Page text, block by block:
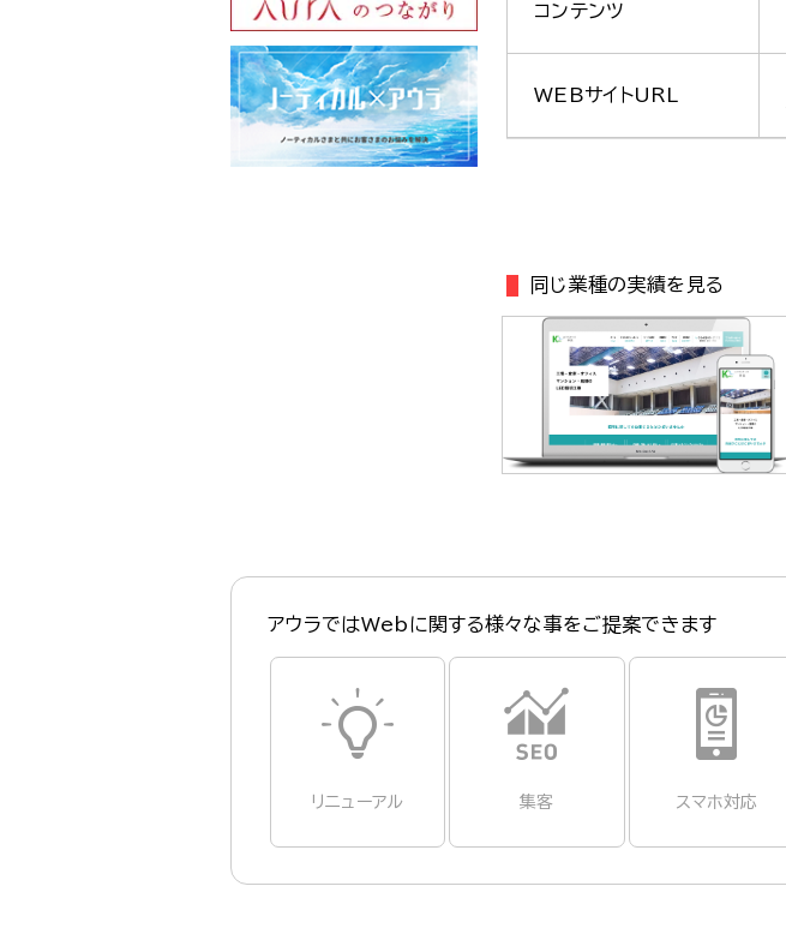
コンテンツ
WEBサイトURL
同じ業種の実績を見る
有限会社幸楽 様
アウラではWebに関する様々な事をご提案できます
リニューアル 集客 スマホ対応